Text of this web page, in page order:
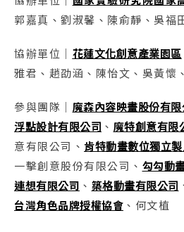
郭嘉真、劉淑馨、陳俞靜、吳福
協辦單位｜ 花蓮文化創意產業園區
雅君、趙劭涵、陳怡文、吳黃懷
參與團隊｜ 魔森內容映畫股份有限
浮點設計有限公司 、 魔特創意有限
意有限公司、 肯特動畫數位獨立
一擊創意股份有限公司、 勾勾動
連想有限公司 、 築格動畫有限公司
台灣角色品牌授權協會 、何文植